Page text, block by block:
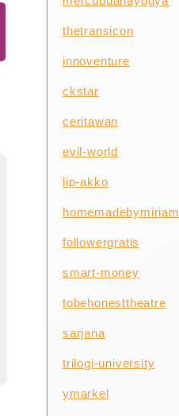
thetransicon
innoventure
ckstar
ceritawan
evil-world
lip-akko
homemadebymiriam
followergratis
smart-money
tobehonesttheatre
sarjana
trilogi-university
ymarkel